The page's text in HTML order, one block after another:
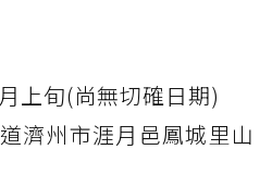
上旬(尚無切確日期)
濟州市涯月邑鳳城里山